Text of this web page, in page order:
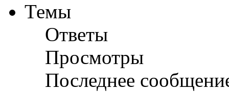
Темы
Ответы
Просмотры
Последнее